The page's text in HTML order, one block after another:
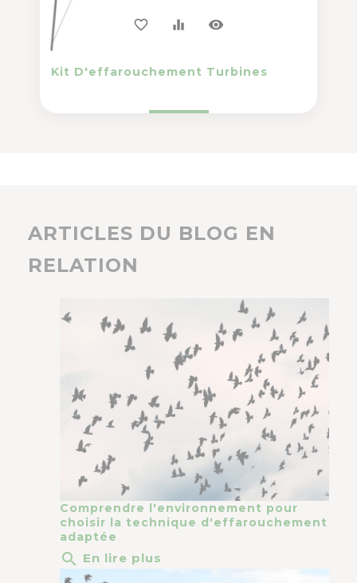
favorite_border equalizer visibility
Kit D'effarouchement Turbines
ARTICLES DU BLOG EN
RELATION
Comprendre l'environnement pour
choisir la technique d'effarouchement
adaptée
search En lire plus